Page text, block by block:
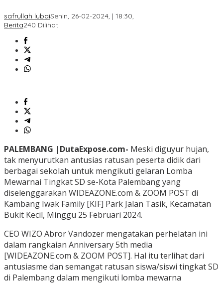
safrullah lubaiSenin, 26-02-2024, | 18:30,
Berita240 Dilihat
PALEMBANG | DutaExpose.com- Meski diguyur hujan,
tak menyurutkan antusias ratusan peserta didik dari
berbagai sekolah untuk mengikuti gelaran Lomba
Mewarnai Tingkat SD se-Kota Palembang yang
diselenggarakan WIDEAZONE.com & ZOOM POST di
Kambang Iwak Family [KIF] Park Jalan Tasik, Kecamatan
Bukit Kecil, Minggu 25 Februari 2024.
CEO WIZO Abror Vandozer mengatakan perhelatan ini
dalam rangkaian Anniversary 5th media
[WIDEAZONE.com & ZOOM POST]. Hal itu terlihat dari
antusiasme dan semangat ratusan siswa/siswi tingkat SD
di Palembang dalam mengikuti lomba mewarna